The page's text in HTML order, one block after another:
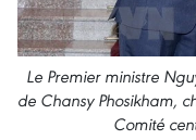
Le Premier ministre
de Chansy Phosikham,
Comité